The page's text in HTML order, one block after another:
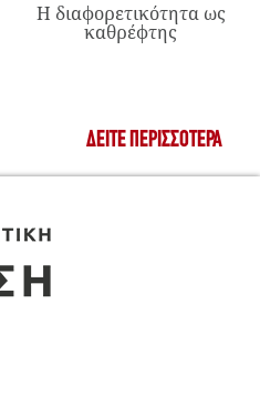
Η διαφορετικότητα ως
καθρέφτης
ΔΕΊΤΕ ΠΕΡΙΣΣΌΤΕΡΑ